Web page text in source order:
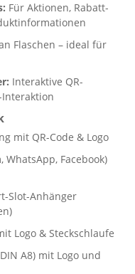
Für Aktionen, Rabatt-
Flaschen – ideal für
Interaktive QR-
mit QR-Code & Logo
Facebook)
Slot-Anhänger
Logo & Steckschlaufe
A8) mit Logo und